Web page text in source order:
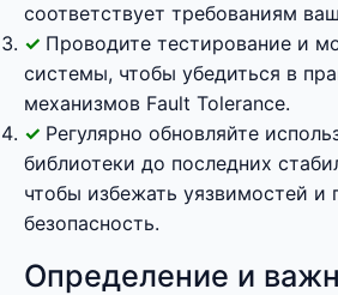
соответствует требованиям
Проводите тестирование и
системы, чтобы убедиться в
механизмов Fault Tolerance.
Регулярно обновляйте
библиотеки до последних
чтобы избежать уязвимостей и
безопасность.
Определение и